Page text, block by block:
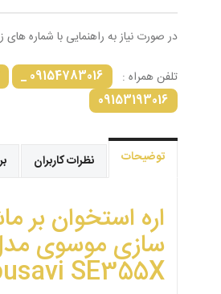
در صورت نیاز به راهنمایی با شماره های
تلفن همراه : 09154783016 _
09153193016
توضیحات نظرات کاربران
اره استخوان بر
سازی موسوی
SE355X